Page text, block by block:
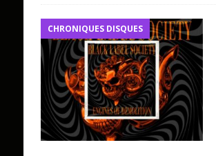
CHRONIQUES DISQUES